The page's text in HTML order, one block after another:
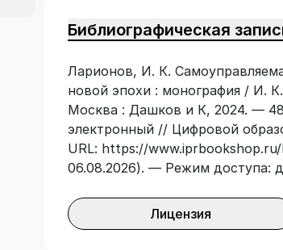
и социума, России и мира.
Библиографическая
Ларионов, И. К.
новой эпохи : монография / И.
Москва : Дашков и К, 2024. —
электронный // Цифровой
URL: https://
06.08.2026). — Режим доступа:
Лицензия